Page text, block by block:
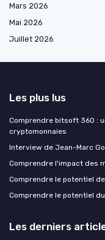
Mars 2026
Mai 2026
Juillet 2026
Les plus lus
Comprendre bitsoft 360 :
cryptomonnaies
Interview de Jean-Marc
Comprendre l'impact des
Comprendre le potentiel
Comprendre le potentiel
Les derniers